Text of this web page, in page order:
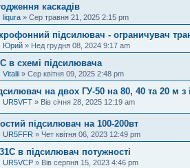
каскадів
liqura » Сер травня 21, 2025 2:15 pm
підсилювач - ограничувач
Юрий » Нед грудня 08, 2024 9:17 am
в схемі підсилювача
Vitalii » Сер квітня 09, 2025 2:48 pm
на двох ГУ-50 на 80, 40 та 20 м
UR5VFT » Вів січня 28, 2025 12:19 am
підсилювач на 100-200вт
UR5FFR » Чет квітня 06, 2023 12:49 pm
в підсилювач потужності
UR5VCP » Вів серпня 15, 2023 4:46 pm